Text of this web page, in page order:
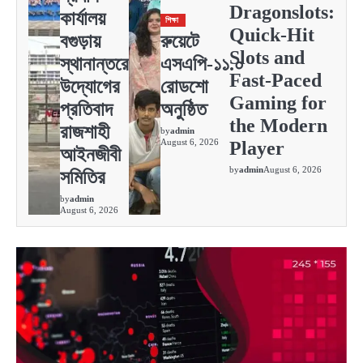
কার্যালয়
বগুড়ায়
স্থানান্তরের
উদ্যোগের
প্রতিবাদ
রাজশাহী
আইনজীবী
সমিতির
byadmin
August 6, 2026
শিক্ষা
রুয়েটে
এসএপি-১১.০
রোডশো
অনুষ্ঠিত
byadmin
August 6, 2026
Dragonslots:
Quick‑Hit
Slots and
Fast‑Paced
Gaming for
the Modern
Player
byadminAugust 6, 2026